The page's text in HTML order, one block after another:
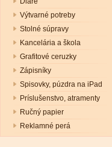
Výtvarné potreby
Stolné súpravy
Kancelária a škola
Grafitové ceruzky
Zápisníky
Spisovky, púzdra na iPad
Príslušenstvo, atramenty
Ručný papier
Reklamné perá